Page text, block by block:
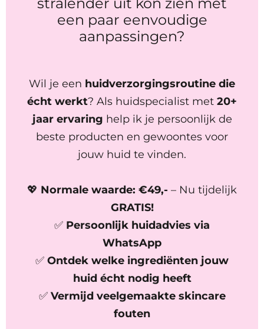
een paar eenvoudige
aanpassingen?
Wil je een huidverzorgingsroutine die
écht werkt? Als huidspecialist met 20+
jaar ervaring help ik je persoonlijk de
beste producten en gewoontes voor
jouw huid te vinden.
💖 Normale waarde: €49,- – Nu tijdelijk
GRATIS!
✅ Persoonlijk huidadvies via
WhatsApp
✅ Ontdek welke ingrediënten jouw
huid écht nodig heeft
✅ Vermijd veelgemaakte skincare
fouten